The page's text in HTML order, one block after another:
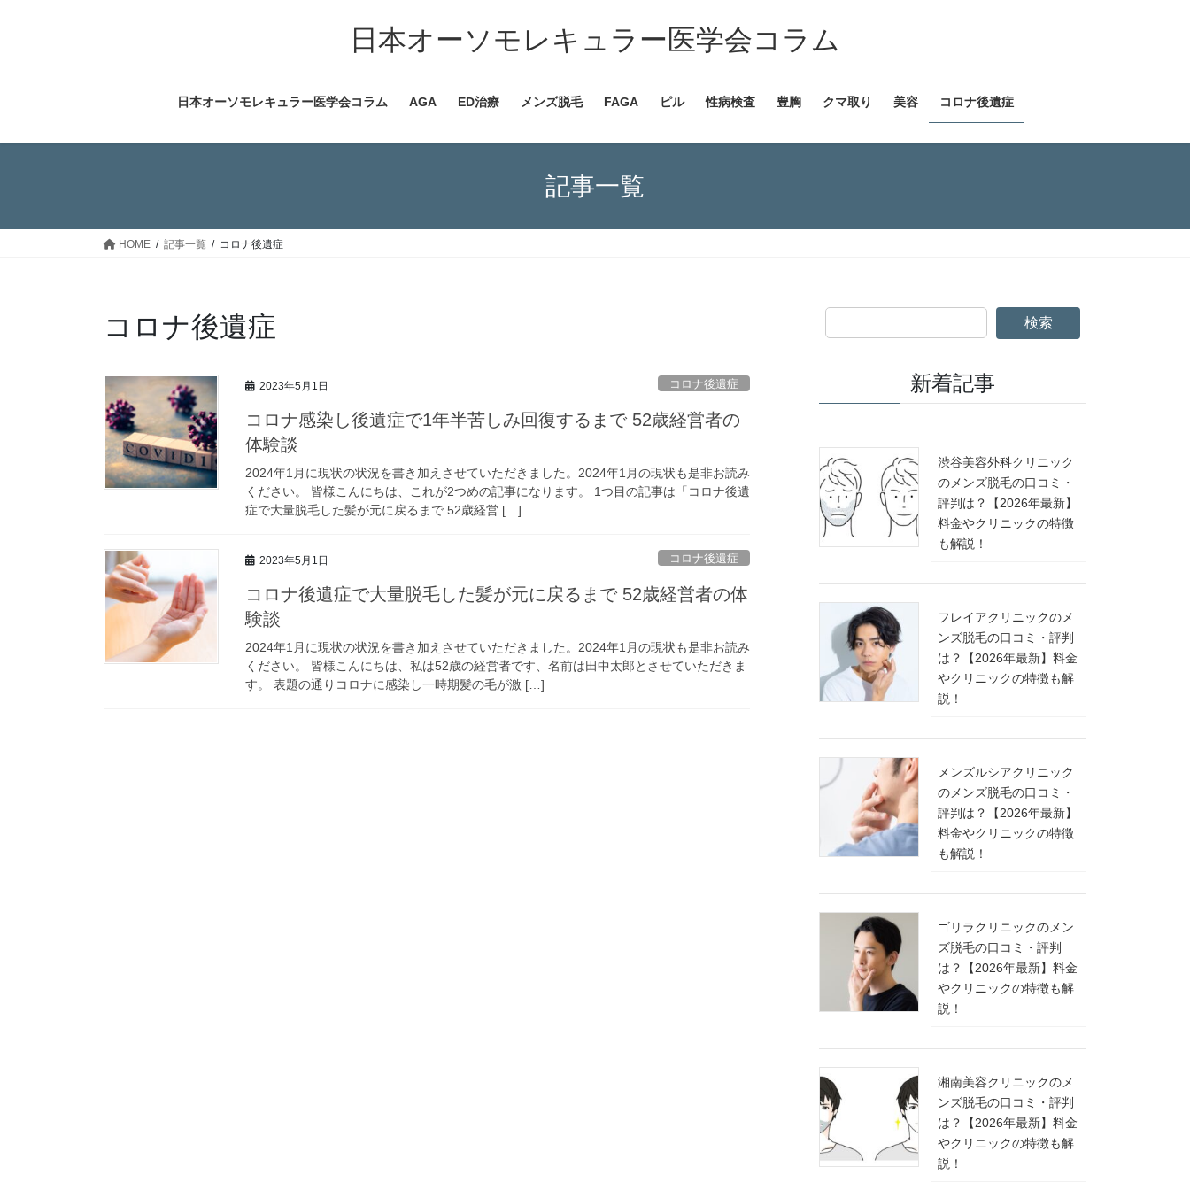
日本オーソモレキュラー医学会コラム
日本オーソモレキュラー医学会コラム AGA ED治療 メンズ脱毛 FAGA ピル 性病検査 豊胸 クマ取り 美容 コロナ後遺症
記事一覧
HOME 記事一覧 コロナ後遺症
コロナ後遺症
2023年5月1日 コロナ後遺症
コロナ感染し後遺症で1年半苦しみ回復するまで 52歳経営者の
体験談
2024年1月に現状の状況を書き加えさせていただきました。2024年1月の現状も是非お読み
ください。 皆様こんにちは、これが2つめの記事になります。 1つ目の記事は「コロナ後遺
症で大量脱毛した髪が元に戻るまで 52歳経営 […]
2023年5月1日 コロナ後遺症
コロナ後遺症で大量脱毛した髪が元に戻るまで 52歳経営者の体
験談
2024年1月に現状の状況を書き加えさせていただきました。2024年1月の現状も是非お読み
ください。 皆様こんにちは、私は52歳の経営者です、名前は田中太郎とさせていただきま
す。 表題の通りコロナに感染し一時期髪の毛が激 […]
検索
新着記事
渋谷美容外科クリニック
のメンズ脱毛の口コミ・
評判は？【2026年最新】
料金やクリニックの特徴
も解説！
フレイアクリニックのメ
ンズ脱毛の口コミ・評判
は？【2026年最新】料金
やクリニックの特徴も解
説！
メンズルシアクリニック
のメンズ脱毛の口コミ・
評判は？【2026年最新】
料金やクリニックの特徴
も解説！
ゴリラクリニックのメン
ズ脱毛の口コミ・評判
は？【2026年最新】料金
やクリニックの特徴も解
説！
湘南美容クリニックのメ
ンズ脱毛の口コミ・評判
は？【2026年最新】料金
やクリニックの特徴も解
説！